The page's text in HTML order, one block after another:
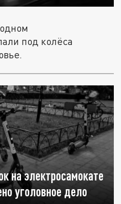
под колёса
на электросамокате
уголовное дело